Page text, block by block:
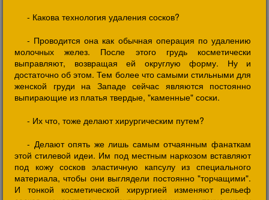
- Какова технология удаления сосков?
- Проводится она как обычная операция по удалению
молочных желез. После этого грудь косметически
выправляют, возвращая ей округлую форму. Ну и
достаточно об этом. Тем более что самыми стильными для
женской груди на Западе сейчас являются постоянно
выпирающие из платья твердые, "каменные" соски.
- Их что, тоже делают хирургическим путем?
- Делают опять же лишь самым отчаянным фанаткам
этой стилевой идеи. Им под местным наркозом вставляют
под кожу сосков эластичную капсулу из специального
материала, чтобы они выглядели постоянно "торчащими".
И тонкой косметической хирургией изменяют рельеф